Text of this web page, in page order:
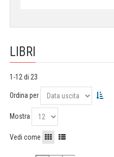
LIBRI
1-12 di 23
Ordina per
Mostra
Vedi come